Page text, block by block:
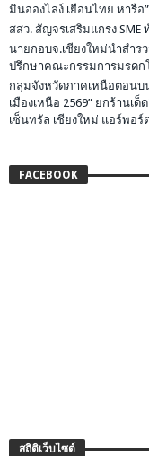
มินอองไลง์ เยือนไทย หารื
สสว. สัญจรเสริมแกร่ง
นายกอบจ.เชียงใหม่นำสำร
ปรึกษาคณะกรรมการมรด
กลุ่มจังหวัดภาคเหนือตอนบ
เมืองเหนือ 2569” ยกร้านเ
เซ็นทรัล เชียงใหม่ แอร์พอร์
FACEBOOK
สถิติเว็บไซต์